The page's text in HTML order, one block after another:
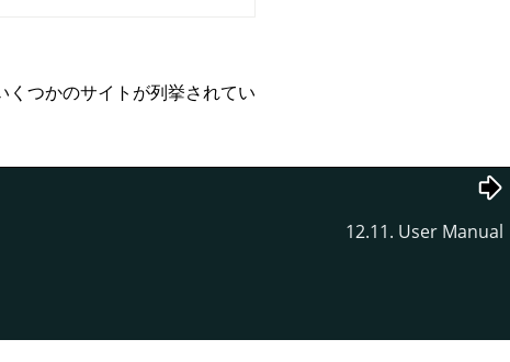
つかのサイトが列挙されてい
12.11. User Manual